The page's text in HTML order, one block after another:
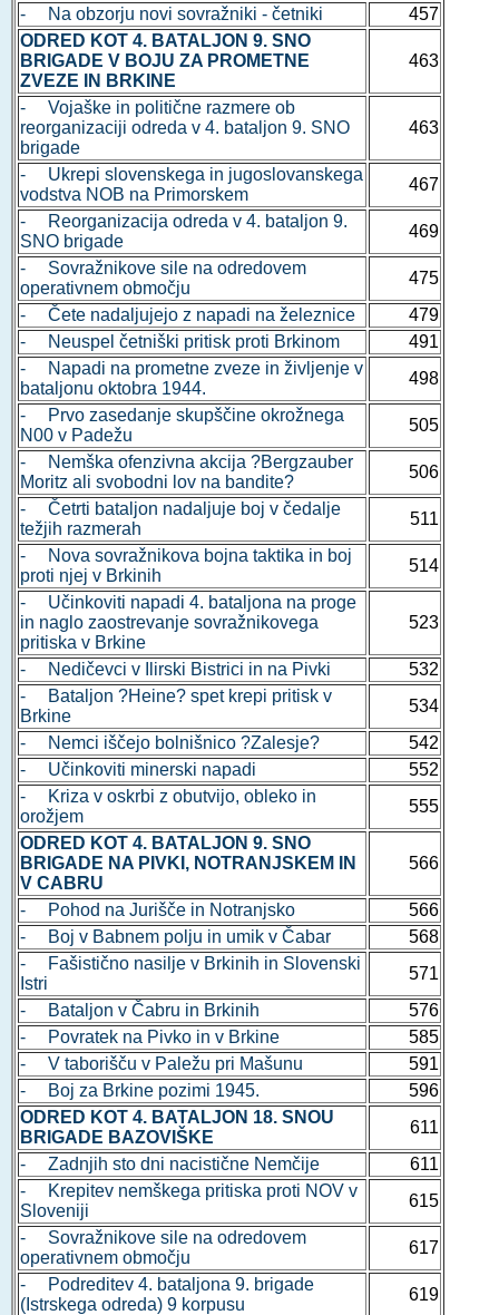
- Na obzorju novi sovražniki - četniki
457
ODRED KOT 4. BATALJON 9. SNO
BRIGADE V BOJU ZA PROMETNE
ZVEZE IN BRKINE
463
- Vojaške in politične razmere ob
reorganizaciji odreda v 4. bataljon 9. SNO
brigade
463
- Ukrepi slovenskega in jugoslovanskega
vodstva NOB na Primorskem
467
- Reorganizacija odreda v 4. bataljon 9.
SNO brigade
469
- Sovražnikove sile na odredovem
operativnem območju
475
- Čete nadaljujejo z napadi na železnice
479
- Neuspel četniški pritisk proti Brkinom
491
- Napadi na prometne zveze in življenje v
bataljonu oktobra 1944.
498
- Prvo zasedanje skupščine okrožnega
N00 v Padežu
505
- Nemška ofenzivna akcija ?Bergzauber
Moritz ali svobodni lov na bandite?
506
- Četrti bataljon nadaljuje boj v čedalje
težjih razmerah
511
- Nova sovražnikova bojna taktika in boj
proti njej v Brkinih
514
- Učinkoviti napadi 4. bataljona na proge
in naglo zaostrevanje sovražnikovega
pritiska v Brkine
523
- Nedičevci v Ilirski Bistrici in na Pivki
532
- Bataljon ?Heine? spet krepi pritisk v
Brkine
534
- Nemci iščejo bolnišnico ?Zalesje?
542
- Učinkoviti minerski napadi
552
- Kriza v oskrbi z obutvijo, obleko in
orožjem
555
ODRED KOT 4. BATALJON 9. SNO
BRIGADE NA PIVKI, NOTRANJSKEM IN
V CABRU
566
- Pohod na Jurišče in Notranjsko
566
- Boj v Babnem polju in umik v Čabar
568
- Fašistično nasilje v Brkinih in Slovenski
Istri
571
- Bataljon v Čabru in Brkinih
576
- Povratek na Pivko in v Brkine
585
- V taborišču v Paležu pri Mašunu
591
- Boj za Brkine pozimi 1945.
596
ODRED KOT 4. BATALJON 18. SNOU
BRIGADE BAZOVIŠKE
611
- Zadnjih sto dni nacistične Nemčije
611
- Krepitev nemškega pritiska proti NOV v
Sloveniji
615
- Sovražnikove sile na odredovem
operativnem območju
617
- Podreditev 4. bataljona 9. brigade
(Istrskega odreda) 9 korpusu
619